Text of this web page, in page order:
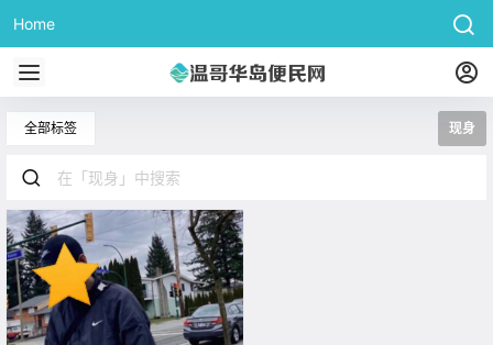
Home
全部标签 现身